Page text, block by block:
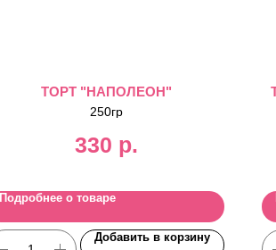
ТОРТ "НАПОЛЕОН"
250гр
330 р.
Подробнее о товаре
Добавить в корзину